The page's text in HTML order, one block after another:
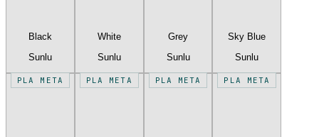
Black
Sunlu
White
Sunlu
Grey
Sunlu
Sky Blue
Sunlu
PLA META PLA META PLA META PLA META